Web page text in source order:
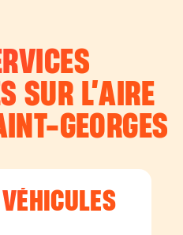
SUR L’AIRE
GEORGES